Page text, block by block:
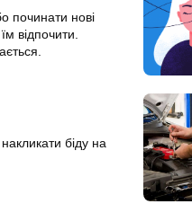
починати нові
відпочити.
біду на